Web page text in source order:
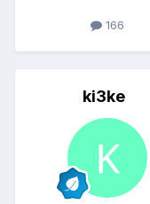
166
ki3ke